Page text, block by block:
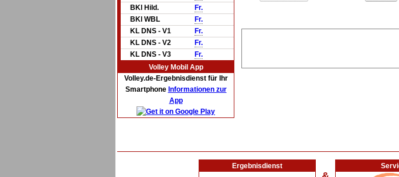
BKl Hild.
Fr.
BKl WBL
Fr.
KL DNS - V1
Fr.
KL DNS - V2
Fr.
KL DNS - V3
Fr.
Volley Mobil App
Volley.de-Ergebnisdienst für Ihr
Smartphone Informationen zur
App
Ergebnisdienst